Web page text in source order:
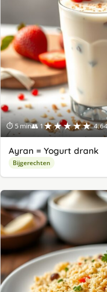
⏱ 5 min👥 1★★★★★
Ayran = Yogurt drank
Bijgerechten